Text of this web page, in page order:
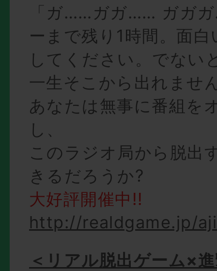
「ガ……ガガ…… ガガ
ーまで残り1時間。面
してください。でない
一生そこから出れませ
あなたは無事に番組を
し、
このラジオ局から脱出
きるだろうか?
大好評開催中!!
http://realdgame.jp/
＜リアル脱出ゲーム×